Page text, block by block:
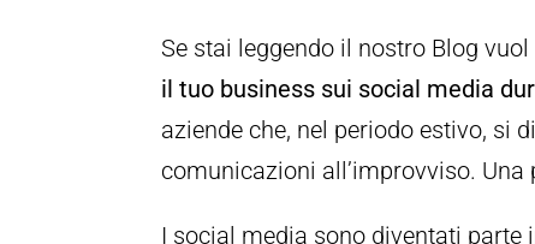
Se stai leggendo il nostro Blog
il tuo business sui social media
aziende che, nel periodo estivo, si
comunicazioni all’improvviso. Una
I social media sono diventati